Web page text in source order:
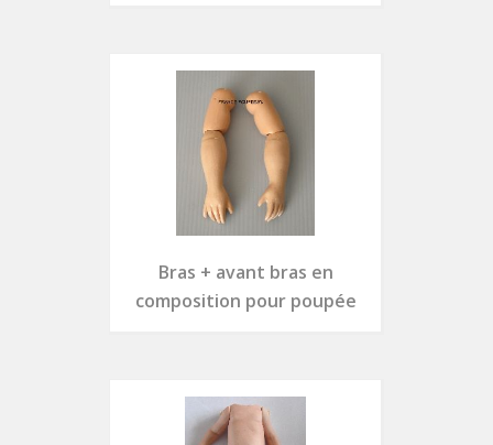
Bras + avant bras en
composition pour poupée